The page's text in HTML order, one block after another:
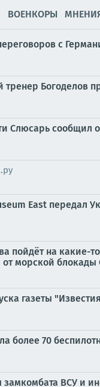
ВОЕНКОРЫ
с
Богоделов
Слюсарь сообщил
East передал
пойдёт на какие-
от морской
газеты
более 70
ВСУ и